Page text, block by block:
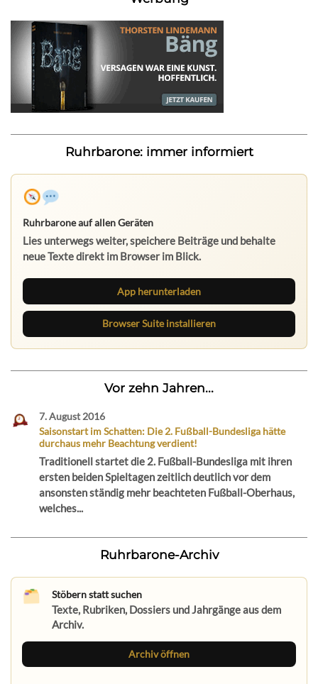
Ruhrbarone: immer informiert
Ruhrbarone auf allen Geräten
Lies unterwegs weiter, speichere Beiträge und behalte
neue Texte direkt im Browser im Blick.
App herunterladen
Browser Suite installieren
Vor zehn Jahren...
7. August 2016
Saisonstart im Schatten: Die 2. Fußball-Bundesliga hätte
durchaus mehr Beachtung verdient!
Traditionell startet die 2. Fußball-Bundesliga mit ihren
ersten beiden Spieltagen zeitlich deutlich vor dem
ansonsten ständig mehr beachteten Fußball-Oberhaus,
welches...
Ruhrbarone-Archiv
Stöbern statt suchen
Texte, Rubriken, Dossiers und Jahrgänge aus dem
Archiv.
Archiv öffnen